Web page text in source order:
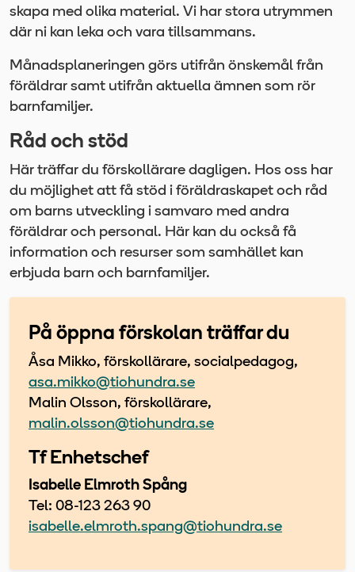
skapa med olika material. Vi har stora utrymmen
där ni kan leka och vara tillsammans.
Månadsplaneringen görs utifrån önskemål från
föräldrar samt utifrån aktuella ämnen som rör
barnfamiljer.
Råd och stöd
Här träffar du förskollärare dagligen. Hos oss har
du möjlighet att få stöd i föräldraskapet och råd
om barns utveckling i samvaro med andra
föräldrar och personal. Här kan du också få
information och resurser som samhället kan
erbjuda barn och barnfamiljer.
På öppna förskolan träffar du
Åsa Mikko, förskollärare, socialpedagog,
asa.mikko@tiohundra.se
Malin Olsson, förskollärare,
malin.olsson@tiohundra.se
Tf Enhetschef
Isabelle Elmroth Spång
Tel: 08-123 263 90
isabelle.elmroth.spang@tiohundra.se